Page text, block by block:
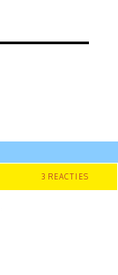
3 REACTIES